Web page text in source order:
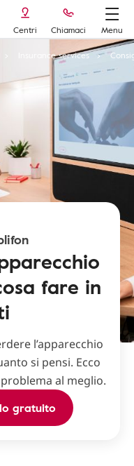
Centri Chiamaci
Menu
Insurance services
fare in
l’apparecchio
si pensi. Ecco
al meglio.
gratuito